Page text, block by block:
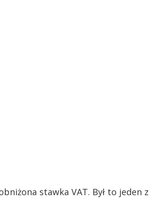
stawka VAT. Był to jeden z